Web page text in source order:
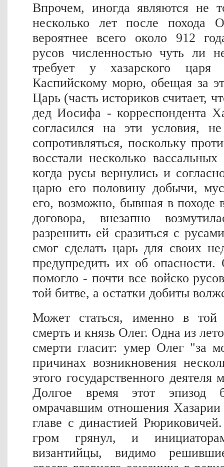
Впрочем, иногда являются не
несколько лет после похода
вероятнее всего около 912
русов численностью чуть ли
требует у хазарского
Каспийскому морю, обещая за
Царь (часть историков считает,
дед Иосифа - корреспондента
согласился на эти условия,
сопротивляться, поскольку
восстали несколько
когда русы вернулись и
царю его половину добычи,
его, возможно, бывшая в походе
договора, внезапно
разрешить ей сразиться с
смог сделать царь для своих
предупредить их об
помогло - почти все войско
той битве, а остатки добиты
Может статься, именно в
смерть и князь Олег. Одна из
смерти гласит: умер Олег "за
причинах возникновения
этого государственного
Долгое время этот эпизод
омрачавшим отношения
главе с династией
гром грянул, и
византийцы, видимо